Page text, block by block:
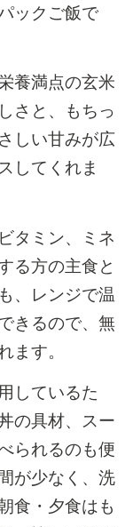
ックご飯で
養満点の玄米
さと、もちっ
しい甘みが広
してくれま
タミン、ミネ
る方の主食と
、レンジで温
きるので、無
ます。
しているた
の具材、スー
られるのも便
が少なく、洗
食・夕食はも